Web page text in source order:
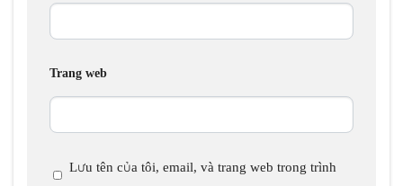
Trang web
Lưu tên của tôi, email, và trang web trong trình